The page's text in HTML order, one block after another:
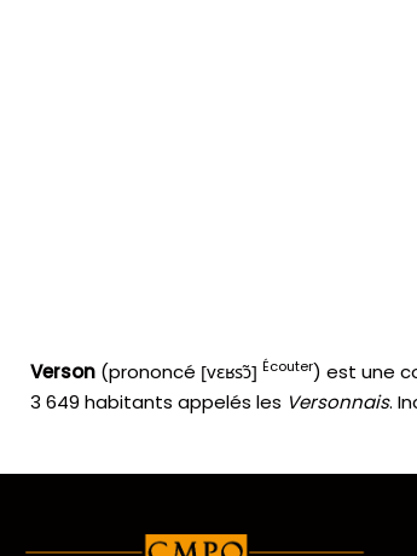
Verson (prononcé [vɛʁsɔ̃] Écouter) est une
3 649 habitants appelés les Versonnais.